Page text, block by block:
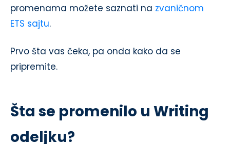
promenama možete saznati na zvaničnom
ETS sajtu.
Prvo šta vas čeka, pa onda kako da se
pripremite.
Šta se promenilo u Writing
odeljku?